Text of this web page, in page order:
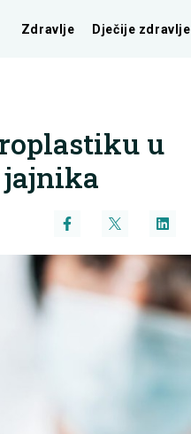
Zdravlje Dječije zdravlje
u